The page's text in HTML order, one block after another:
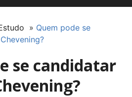
» Quem pode se
se candidatar